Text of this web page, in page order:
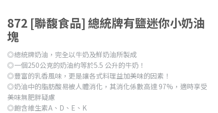
872 [聯馥食品] 總統牌有鹽迷你小奶油
塊
◎總統牌奶油，完全以牛奶及鮮奶油所製成
◎一個250公克的奶油約等於5.5 公升的牛奶！
◎豐富的乳香風味，更是讓各式料理益加美味的因素！
◎奶油中的脂肪酸易被人體消化，其消化係數高達 97%，適時享受
美味無肥胖疑慮
◎飽含維生素A、D、E、K